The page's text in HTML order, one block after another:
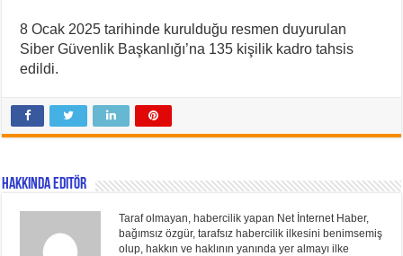
8 Ocak 2025 tarihinde kurulduğu resmen duyurulan
Siber Güvenlik Başkanlığı’na 135 kişilik kadro tahsis
edildi.
Hakkında Editör
Taraf olmayan, habercilik yapan Net İnternet Haber,
bağımsız özgür, tarafsız habercilik ilkesini benimsemiş
olup, hakkın ve haklının yanında yer almayı ilke